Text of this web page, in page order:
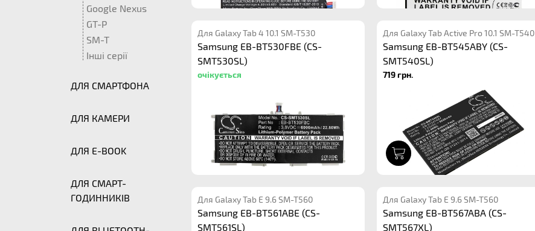
Google Nexus
GT-P
SM-T
Інші серії
ДЛЯ СМАРТФОНА
ДЛЯ КАМЕРИ
ДЛЯ E-BOOK
ДЛЯ СМАРТ-
ГОДИННИКІВ
Для Galaxy Tab 4 10.1 SM-T530
Samsung EB-BT530FBE (CS-
SMT530SL)
очікується
Для Galaxy Tab Active Pro 10.1 SM-T540
Samsung EB-BT545ABY (CS-
SMT540SL)
719 грн.
Для Galaxy Tab E 9.6 SM-T560
Samsung EB-BT561ABE (CS-
SMT561SL)
Для Galaxy Tab E 9.6 SM-T560
Samsung EB-BT567ABA (CS-
SMT567XL)